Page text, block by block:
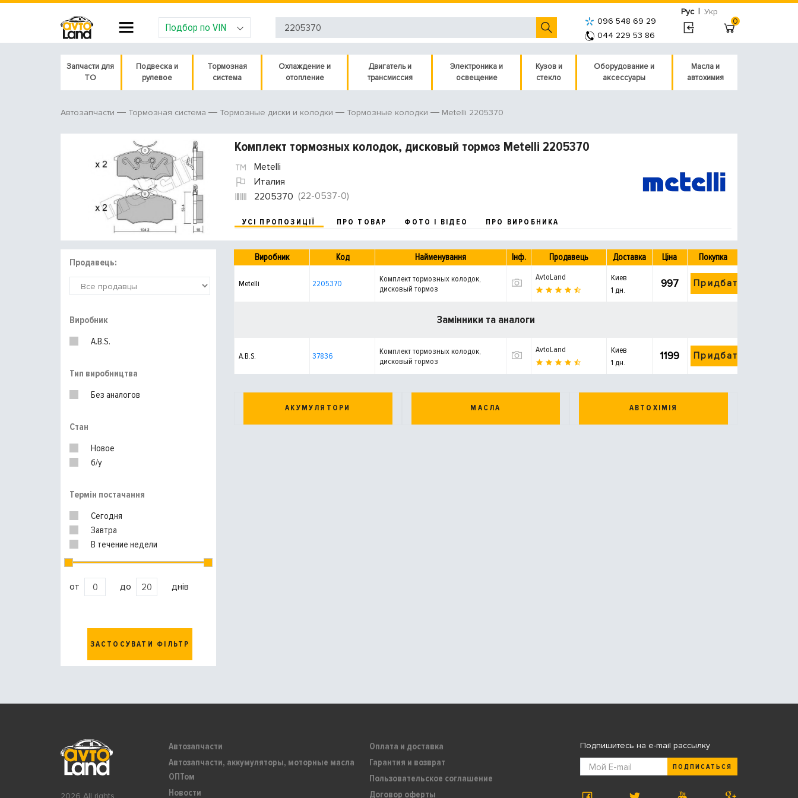
Рус | Укр
Подбор по VIN
096 548 69 29
044 229 53 86
0
Запчасти для
ТО
Подвеска и
рулевое
Тормозная
система
Охлаждение и
отопление
Двигатель и
трансмиссия
Электроника и
освещение
Кузов и
стекло
Оборудование и
аксессуары
Масла и
автохимия
Автозапчасти Тормозная система Тормозные диски и колодки Тормозные колодки Metelli 2205370
Комплект тормозных колодок, дисковый тормоз Metelli 2205370
Metelli
Италия
2205370 (22-0537-0)
УСІ ПРОПОЗИЦІЇ ПРО ТОВАР ФОТО І ВІДЕО ПРО ВИРОБНИКА
Продавець:
Виробник
A.B.S.
Тип виробництва
Без аналогов
Стан
Новое
б/у
Термін постачання
Сегодня
Завтра
В течение недели
от до днів
ЗАСТОСУВАТИ ФІЛЬТР
Виробник Код Найменування Інф. Продавець Доставка Ціна Покупка
Metelli 2205370
Комплект тормозных колодок,
дисковый тормоз
AvtoLand
Киев
1 дн.
997 Придбати
Замінники та аналоги
A.B.S. 37836
Комплект тормозных колодок,
дисковый тормоз
AvtoLand
Киев
1 дн.
1199 Придбати
АКУМУЛЯТОРИ МАСЛА АВТОХІМІЯ
2026 All rights
Автозапчасти
Автозапчасти, аккумуляторы, моторные масла
ОПТом
Новости
Оплата и доставка
Гарантия и возврат
Пользовательское соглашение
Договор оферты
Подпишитесь на e-mail рассылку
ПОДПИСАТЬСЯ